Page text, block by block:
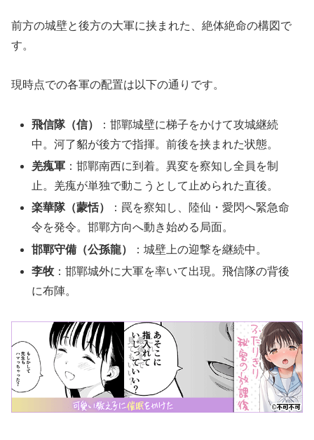
前方の城壁と後方の大軍に挟まれた、絶体絶命の構図で
す。
現時点での各軍の配置は以下の通りです。
飛信隊（信）
：邯鄲城壁に梯子をかけて攻城継続
中。河了貂が後方で指揮。前後を挟まれた状態。
羌瘣軍 ：邯鄲南西に到着。異変を察知し全員を制
止。羌瘣が単独で動こうとして止められた直後。
楽華隊（蒙恬）
：罠を察知し、陸仙・愛閃へ緊急命
令を発令。邯鄲方向へ動き始める局面。
邯鄲守備（公孫龍）
：城壁上の迎撃を継続中。
李牧：邯鄲城外に大軍を率いて出現。飛信隊の背後
に布陣。